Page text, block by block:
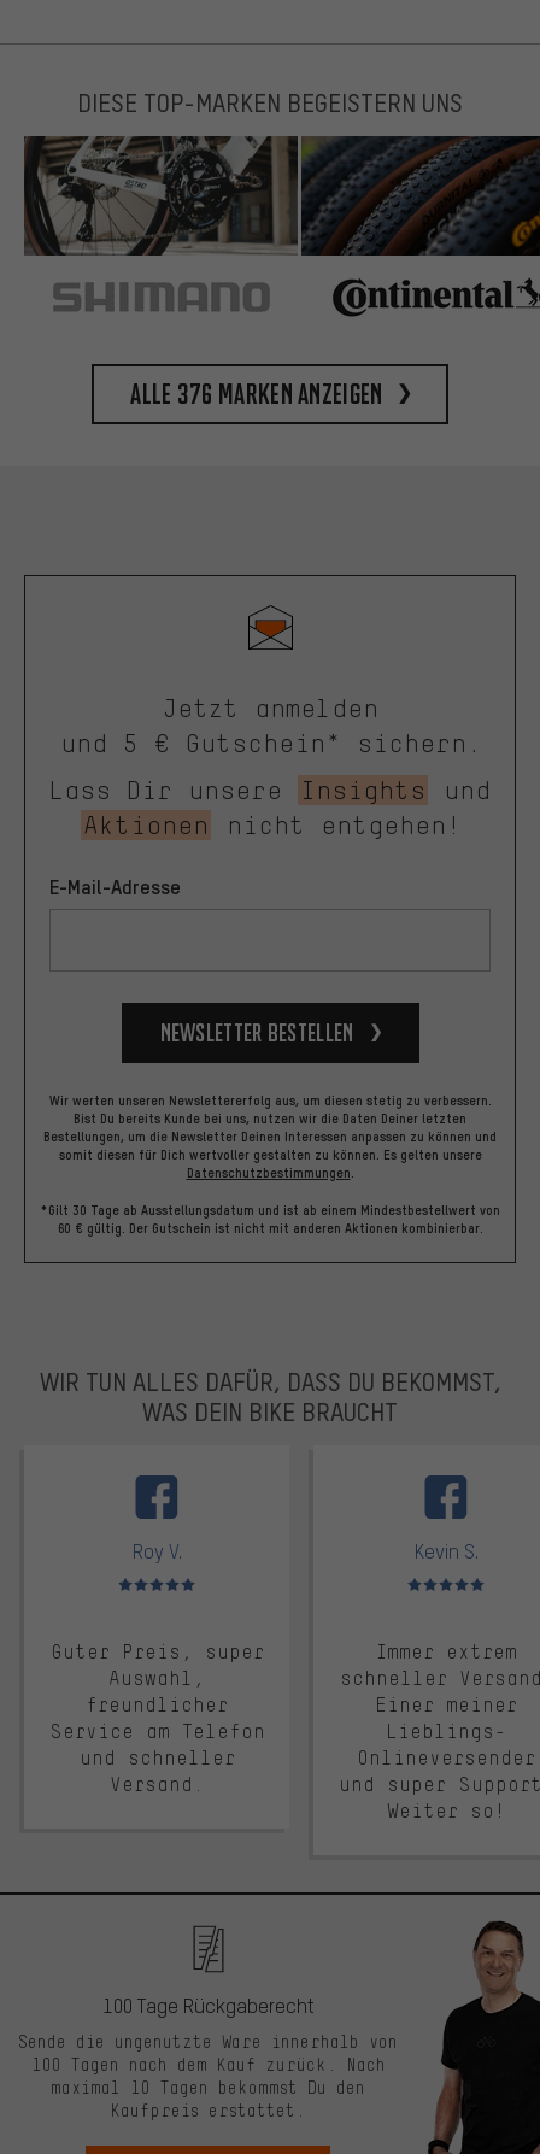
DIESE TOP-MARKEN BEGEISTERN UNS
Alle 376 Marken anzeigen
Jetzt anmelden
und 5 € Gutschein* sichern.
Lass Dir unsere
Insights
und
Aktionen
nicht entgehen!
E-Mail-Adresse
Newsletter bestellen
Wir werten unseren Newslettererfolg aus, um diesen stetig zu verbessern.
Bist Du bereits Kunde bei uns, nutzen wir die Daten Deiner letzten
Bestellungen, um die Newsletter Deinen Interessen anpassen zu können und
somit diesen für Dich wertvoller gestalten zu können. Es gelten unsere
Datenschutzbestimmungen.
*Gilt 30 Tage ab Ausstellungsdatum und ist ab einem Mindestbestellwert von
60 € gültig. Der Gutschein ist nicht mit anderen Aktionen kombinierbar.
WIR TUN ALLES DAFÜR, DASS DU BEKOMMST,
WAS DEIN BIKE BRAUCHT
Roy V.
Bewertungen: 5 von 5
Guter Preis, super
Auswahl,
freundlicher
Service am Telefon
und schneller
Versand.
Kevin S.
Bewertungen: 5 von 5
Immer extrem
schneller
Einer meiner
Lieblings-
Onlineversender
und super
Weiter so!
100 Tage Rückgaberecht
Sende die ungenutzte Ware innerhalb von
100 Tagen nach dem Kauf zurück. Nach
maximal 10 Tagen bekommst Du den
Kaufpreis erstattet.